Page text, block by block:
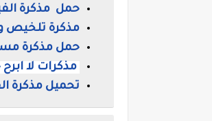
حمل مذكرة
مذكرة تلخيص
حمل مذكرة
مذكرات لا
تحميل مذكرة